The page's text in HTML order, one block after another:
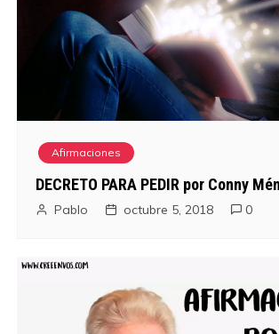
Afirmaciones
DECRETO PARA PEDIR por Conny
Pablo octubre 5, 2018 0